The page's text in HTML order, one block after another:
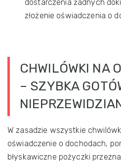
dostarczenia żadnych
złożenie oświadczenia o
CHWILÓWKI NA
– SZYBKA
W zasadzie wszystkie
oświadczenie o dochodach,
błyskawiczne pożyczki